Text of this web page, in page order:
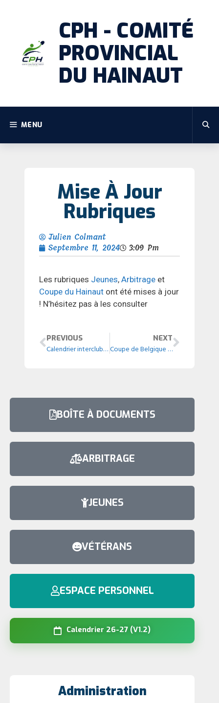
CPH - COMITÉ
PROVINCIAL
DU HAINAUT
MENU
Mise À Jour
Rubriques
Julien Colmant
Septembre 11, 2024
3:09 Pm
Les rubriques Jeunes, Arbitrage et
Coupe du Hainaut ont été mises à jour
! N’hésitez pas à les consulter
PREVIOUS
Calendrier interclubs – Gestion des rencontres
NEXT
Coupe de Belgique – 1er tour
BOÎTE À DOCUMENTS
ARBITRAGE
JEUNES
VÉTÉRANS
ESPACE PERSONNEL
Calendrier 26-27 (V1.2)
Administration